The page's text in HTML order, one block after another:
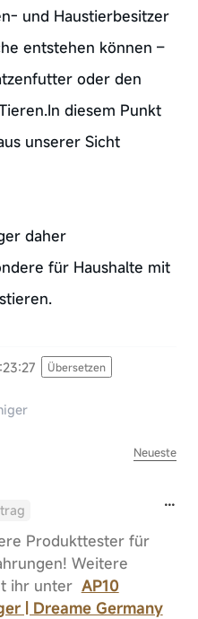
und Haustierbesitzer
entstehen können –
oder den
diesem Punkt
unserer Sicht
daher
für Haushalte mit
Übersetzen
Neueste
Produkttester für
Weitere
ihr unter AP10
| Dreame Germany